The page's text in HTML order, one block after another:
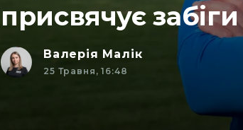
присвячує
Валерія Малік
25 Травня, 16:48